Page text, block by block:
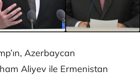
Azerbaycan
Aliyev ile Ermenistan